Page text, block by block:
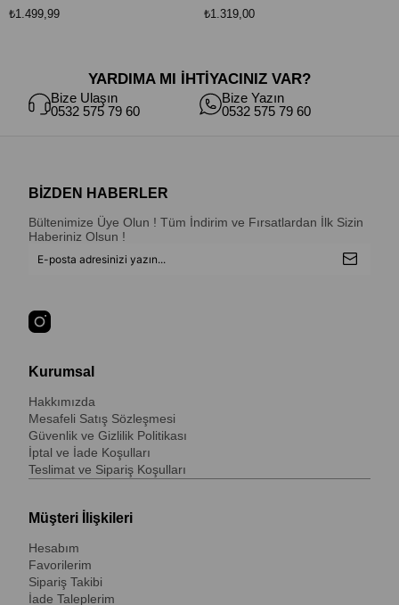
₺1.499,99 ₺1.319,00
YARDIMA MI İHTİYACINIZ VAR?
Bize Ulaşın
0532 575 79 60
Bize Yazın
0532 575 79 60
BİZDEN HABERLER
Bültenimize Üye Olun ! Tüm İndirim ve Fırsatlardan İlk Sizin
Haberiniz Olsun !
Kurumsal
Hakkımızda
Mesafeli Satış Sözleşmesi
Güvenlik ve Gizlilik Politikası
İptal ve İade Koşulları
Teslimat ve Sipariş Koşulları
Müşteri İlişkileri
Hesabım
Favorilerim
Sipariş Takibi
İade Taleplerim